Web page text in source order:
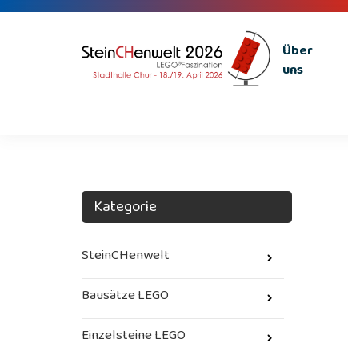
Über
uns
Kategorie
SteinCHenwelt
Bausätze LEGO
Einzelsteine LEGO